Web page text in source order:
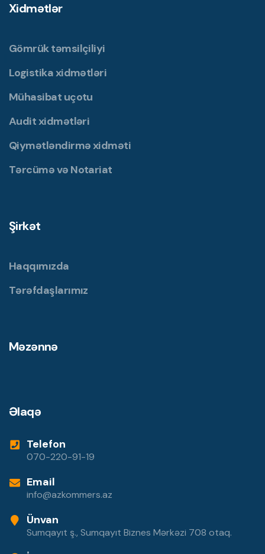
Xidmətlər
Gömrük təmsilçiliyi
Logistika xidmətləri
Mühasibat uçotu
Audit xidmətləri
Qiymətləndirmə xidməti
Tərcümə və Notariat
Şirkət
Haqqımızda
Tərəfdaşlarımız
Məzənnə
Əlaqə
Telefon
070-220-91-19
Email
info@azkommers.az
Ünvan
Sumqayıt ş., Sumqayıt Biznes Mərkəzi 708 otaq.